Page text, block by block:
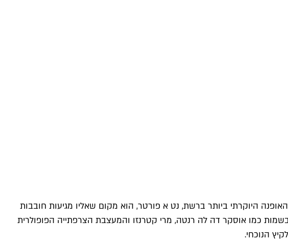
היוקרתי ביותר ברשת, נט א פורטר, הוא מקום שאליו מגיעות חובבות
כמו אוסקר דה לה רנטה, מרי קטרנזו והמעצבת הצרפתייה הפופולרית